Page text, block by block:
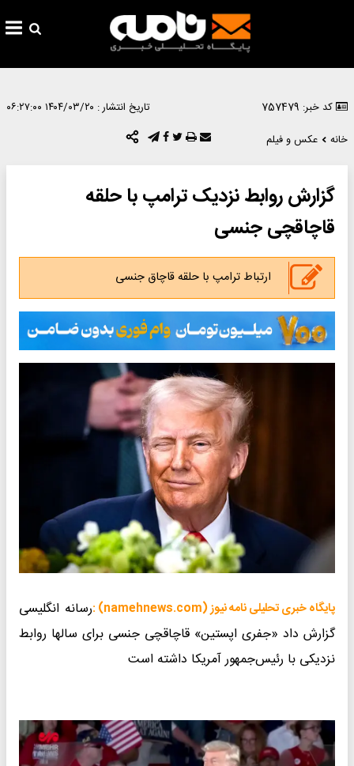
کد خبر: 757479 تاریخ انتشار : ۱۴۰۴/۰۳/۲۰ ۰۶:۲۷:۰۰
خانه
عکس و فیلم
گزارش روابط نزدیک ترامپ با حلقه
قاچاقچی جنسی
ارتباط ترامپ با حلقه قاچاق جنسی
پایگاه خبری تحلیلی نامه نیوز (namehnews.com) :
رسانه انگلیسی
گزارش داد «جفری اپستین» قاچاقچی جنسی برای سالها روابط
نزدیکی با رئیس‌جمهور آمریکا داشته است